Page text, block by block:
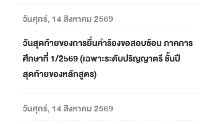
วันศุกร์, 14 สิงหาคม 2569
วันสุดท้ายของการยื่นคำร้องขอสอบซ้อน ภาคการ
ศึกษาที่ 1/2569 (เฉพาะระดับปริญญาตรี ชั้นปี
สุดท้ายของหลักสูตร)
วันศุกร์, 14 สิงหาคม 2569